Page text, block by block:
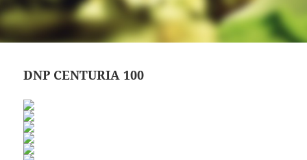
DNP CENTURIA 100